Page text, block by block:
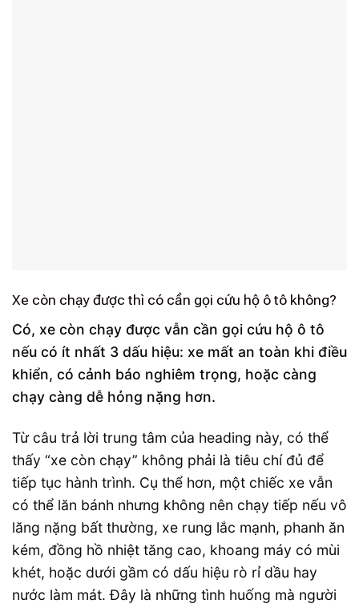
Xe còn chạy được thì có cần gọi cứu hộ ô tô không?
Có, xe còn chạy được vẫn cần gọi cứu hộ ô tô
nếu có ít nhất 3 dấu hiệu: xe mất an toàn khi điều
khiển, có cảnh báo nghiêm trọng, hoặc càng
chạy càng dễ hỏng nặng hơn.
Từ câu trả lời trung tâm của heading này, có thể
thấy “xe còn chạy” không phải là tiêu chí đủ để
tiếp tục hành trình. Cụ thể hơn, một chiếc xe vẫn
có thể lăn bánh nhưng không nên chạy tiếp nếu vô
lăng nặng bất thường, xe rung lắc mạnh, phanh ăn
kém, đồng hồ nhiệt tăng cao, khoang máy có mùi
khét, hoặc dưới gầm có dấu hiệu rò rỉ dầu hay
nước làm mát. Đây là những tình huống mà người